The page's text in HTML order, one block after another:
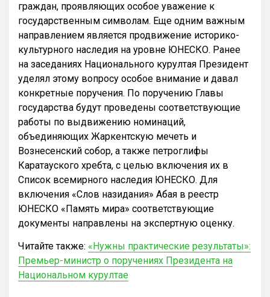
граждан, проявляющих особое уважение к
государственным символам. Еще одним важным
направлением является продвижение историко-
культурного наследия на уровне ЮНЕСКО. Ранее
на заседаниях Национального курултая Президент
уделял этому вопросу особое внимание и давал
конкретные поручения. По поручению Главы
государства будут проведены соответствующие
работы по выдвижению номинаций,
объединяющих Жаркентскую мечеть и
Вознесенский собор, а также петроглифы
Каратауского хребта, с целью включения их в
Список всемирного наследия ЮНЕСКО. Для
включения «Слов назидания» Абая в реестр
ЮНЕСКО «Память мира» соответствующие
документы направлены на экспертную оценку.
Читайте также: «Нужны практические результаты»:
Премьер-министр о поручениях Президента на
Национальном курултае